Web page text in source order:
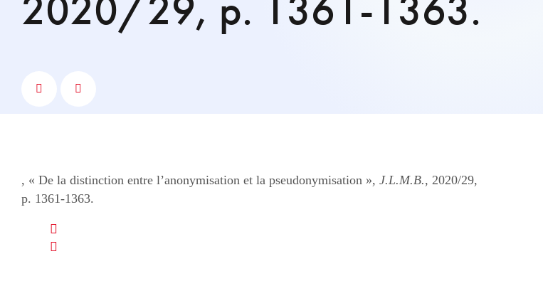
, « De la distinction entre l’anonymisation et la pseudonymisation », J.L.M.B., 2020/29,
p. 1361-1363.